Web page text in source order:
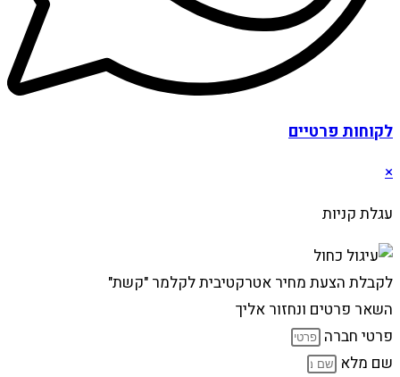
לקוחות פרטיים
×
עגלת קניות
לקבלת הצעת מחיר אטרקטיבית לקלמר "קשת"
השאר פרטים ונחזור אליך
פרטי חברה
שם מלא